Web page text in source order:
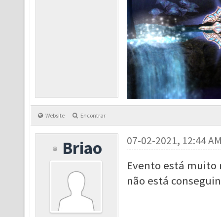
Website Encontrar
Briao 07-02-2021, 12:44
Evento está muito
não está